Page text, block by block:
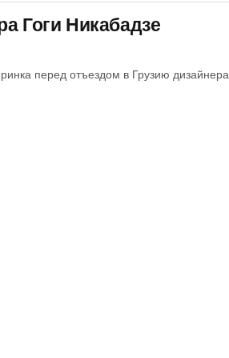
Гоги Никабадзе
перед отъездом в Грузию дизайнера